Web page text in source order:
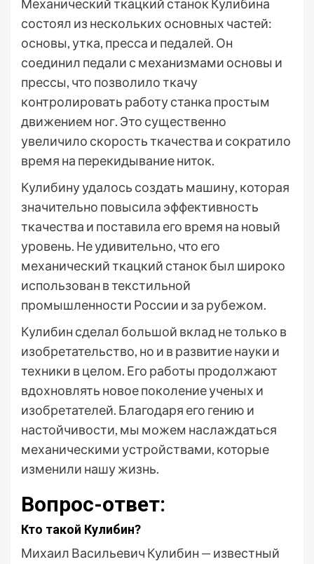
Механический ткацкий станок Кулибина
состоял из нескольких основных частей:
основы, утка, пресса и педалей. Он
соединил педали с механизмами основы и
прессы, что позволило ткачу
контролировать работу станка простым
движением ног. Это существенно
увеличило скорость ткачества и сократило
время на перекидывание ниток.
Кулибину удалось создать машину, которая
значительно повысила эффективность
ткачества и поставила его время на новый
уровень. Не удивительно, что его
механический ткацкий станок был широко
использован в текстильной
промышленности России и за рубежом.
Кулибин сделал большой вклад не только в
изобретательство, но и в развитие науки и
техники в целом. Его работы продолжают
вдохновлять новое поколение ученых и
изобретателей. Благодаря его гению и
настойчивости, мы можем наслаждаться
механическими устройствами, которые
изменили нашу жизнь.
Вопрос-ответ:
Кто такой Кулибин?
Михаил Васильевич Кулибин — известный